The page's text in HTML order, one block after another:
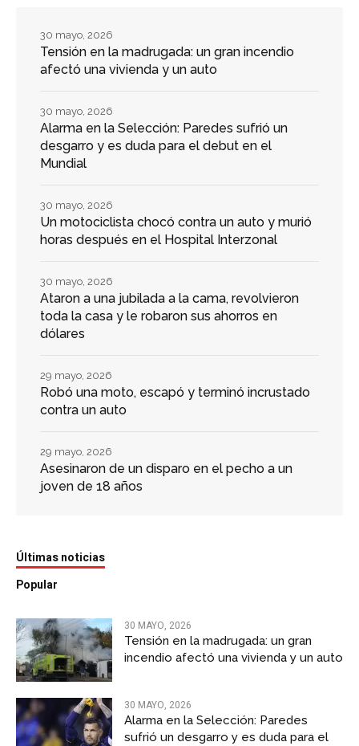
Tensión en la madrugada: un gran incendio
afectó una vivienda y un auto
30 mayo, 2026
Alarma en la Selección: Paredes sufrió un
desgarro y es duda para el debut en el
Mundial
30 mayo, 2026
Un motociclista chocó contra un auto y murió
horas después en el Hospital Interzonal
30 mayo, 2026
Ataron a una jubilada a la cama, revolvieron
toda la casa y le robaron sus ahorros en
dólares
30 mayo, 2026
Robó una moto, escapó y terminó incrustado
contra un auto
29 mayo, 2026
Asesinaron de un disparo en el pecho a un
joven de 18 años
29 mayo, 2026
Últimas noticias
Popular
30 MAYO, 2026
Tensión en la madrugada: un gran
incendio afectó una vivienda y un auto
30 MAYO, 2026
Alarma en la Selección: Paredes
sufrió un desgarro y es duda para el